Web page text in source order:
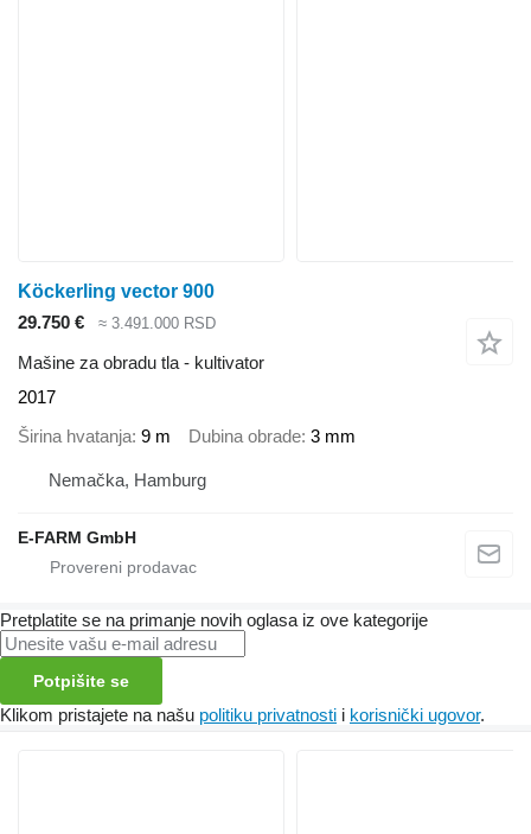
Köckerling vector 900
29.750 €
≈ 3.491.000 RSD
Mašine za obradu tla - kultivator
2017
Širina hvatanja 9 m Dubina obrade 3 mm
Nemačka, Hamburg
E-FARM GmbH
Pretplatite se na primanje novih oglasa iz ove kategorije
Potpišite se
Klikom pristajete na našu politiku privatnosti i korisnički ugovor.